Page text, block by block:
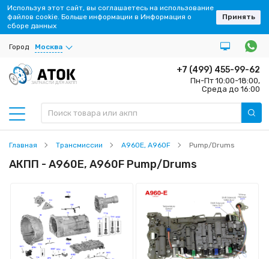
Город Москва
ЗАПЧАСТИ ДЛЯ АКПП
+7 (499) 455-99-62
Пн-Пт 10:00-18:00,
Среда до 16:00
Главная Трансмиссии A960E, A960F Pump/Drums
АКПП - A960E, A960F Pump/Drums
Используя этот сайт, вы соглашаетесь на использование
файлов cookie. Больше информации в Информация о
сборе данных
Принять